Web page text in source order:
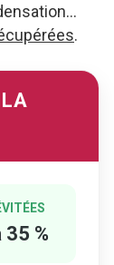
.
35 %